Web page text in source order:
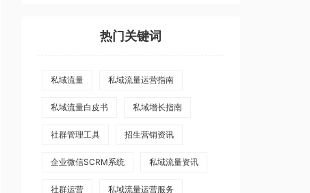
热门关键词
私域流量 私域流量运营指南
私域流量白皮书 私域增长指南
社群管理工具 招生营销资讯
企业微信SCRM系统 私域流量资讯
社群运营 私域流量运营服务